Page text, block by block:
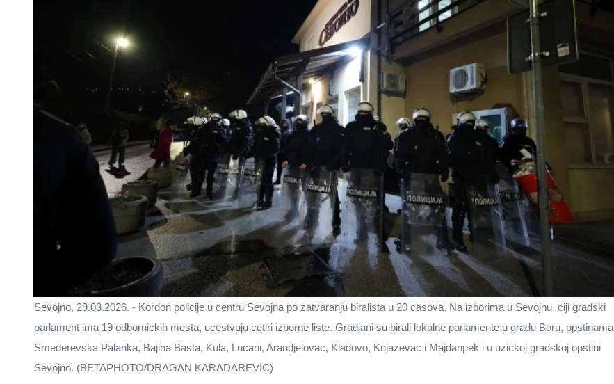
Sevojno, 29.03.2026. - Kordon policije u centru Sevojna po zatvaranju biralista u 20 casova. Na izborima u Sevojnu, ciji gradski
parlament ima 19 odbornickih mesta, ucestvuju cetiri izborne liste. Gradjani su birali lokalne parlamente u gradu Boru, opstinama
Smederevska Palanka, Bajina Basta, Kula, Lucani, Arandjelovac, Kladovo, Knjazevac i Majdanpek i u uzickoj gradskoj opstini
Sevojno. (BETAPHOTO/DRAGAN KARADAREVIC)